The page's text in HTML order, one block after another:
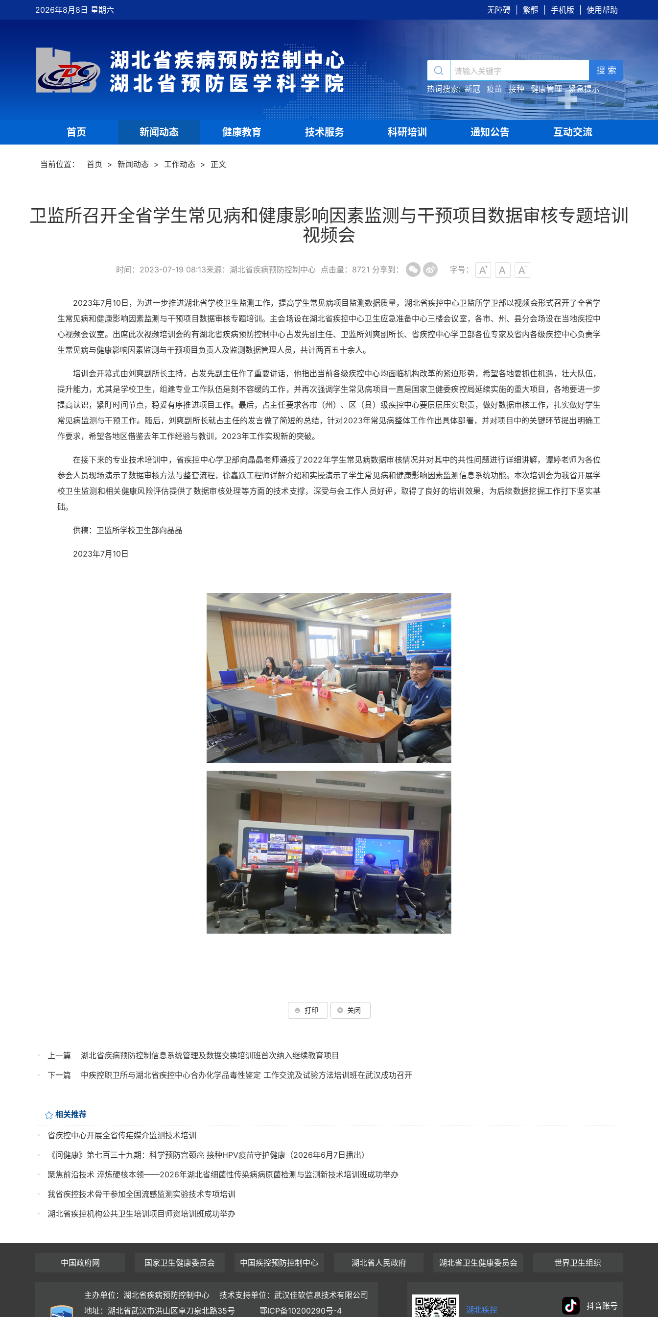
2026年8月8日 星期六 无障碍 繁體 手机版 使用帮助
搜 索
热词搜索: 新冠 疫苗 接种 健康管理 紧急提示
首页 新闻动态 健康教育 技术服务 科研培训 通知公告 互动交流
当前位置： 首页 > 新闻动态 > 工作动态 > 正文
卫监所召开全省学生常见病和健康影响因素监测与干预项目数据审核专题培训
视频会
时间：2023-07-19 08:13来源：湖北省疾病预防控制中心 点击量： 8721 分享到： 字号：
2023年7月 10 日，为进一步推进湖北省学校卫生监测工作，提高学生常见病项目监测数据质量，湖北省疾控中心卫监所学卫部以视频会形式召开了全省学
生常见病和健康影响因素监测与干预项目数据审核专题培训。主会场设在湖北省疾控中心卫生应急准备中心三楼会议室，各市、州、县分会场设在当地疾控中
心视频会议室。出席此次视频培训会的有湖北省疾病预防控制中心占发先副主任、卫监所刘爽副所长、省疾控中心学卫部各位专家及省内各级疾控中心负责学
生常见病与健康影响因素监测与干预项目负责人及监测数据管理人员，共计两百五十余人。
培训会开幕式由刘爽副所长主持，占发先副主任作了重要讲话，他指出当前各级疾控中心均面临机构改革的紧迫形势，希望各地要抓住机遇，壮大队伍，
提升能力，尤其是学校卫生，组建专业工作队伍是刻不容缓的工作，并再次强调学生常见病项目一直是国家卫健委疾控局延续实施的重大项目，各地要进一步
提高认识，紧盯时间节点，稳妥有序推进项目工作。最后，占主任要求各市（州）、区（县） 级疾控中心要层层压实职责，做好数据审核工作，扎实做好学生
常见病监测与干预工作。随后，刘爽副所长就占主任的发言做了简短的总结，针对2023年常见病整体工作作出具体部署，并对项目中的关键环节提出明确工
作要求，希望各地区借鉴去年工作经验与教训， 2023年工作实现新的突破。
在接下来的专业技术培训中，省疾控中心学卫部向晶晶老师通报了2022年学生常见病数据审核情况并对其中的共性问题进行详细讲解，谭婷老师为各位
参会人员现场演示了数据审核方法与整套流程，徐鑫跃工程师详解介绍和实操演示了学生常见病和健康影响因素监测信息系统功能。本次培训会为我省开展学
校卫生监测和相关健康风险评估提供了数据审核处理等方面的技术支撑，深受与会工作人员好评，取得了良好的培训效果，为后续数据挖掘工作打下坚实基
础。
供稿：卫监所学校卫生部向晶晶
2023年7月 10 日
打印 关闭
上一篇
湖北省疾病预防控制信息系统管理及数据交换培训班首次纳入继续教育项目
下一篇
中疾控职卫所与湖北省疾控中心合办化学品毒性鉴定 工作交流及试验方法培训班在武汉成功召开
相关推荐
省疾控中心开展全省传疟媒介监测技术培训
《问健康》第七百三十九期：科学预防宫颈癌 接种HPV疫苗守护健康（2026年6月7日播出）
聚焦前沿技术 淬炼硬核本领——2026年湖北省细菌性传染病病原菌检测与监测新技术培训班成功举办
我省疾控技术骨干参加全国流感监测实验技术专项培训
湖北省疾控机构公共卫生培训项目师资培训班成功举办
中国政府网 国家卫生健康委员会 中国疾控预防控制中心 湖北省人民政府 湖北省卫生健康委员会 世界卫生组织
主办单位：湖北省疾病预防控制中心
技术支持单位：武汉佳软信息技术有限公司
地址：湖北省武汉市洪山区卓刀泉北路35号
鄂ICP备10200290号-4 湖北疾控 抖音账号